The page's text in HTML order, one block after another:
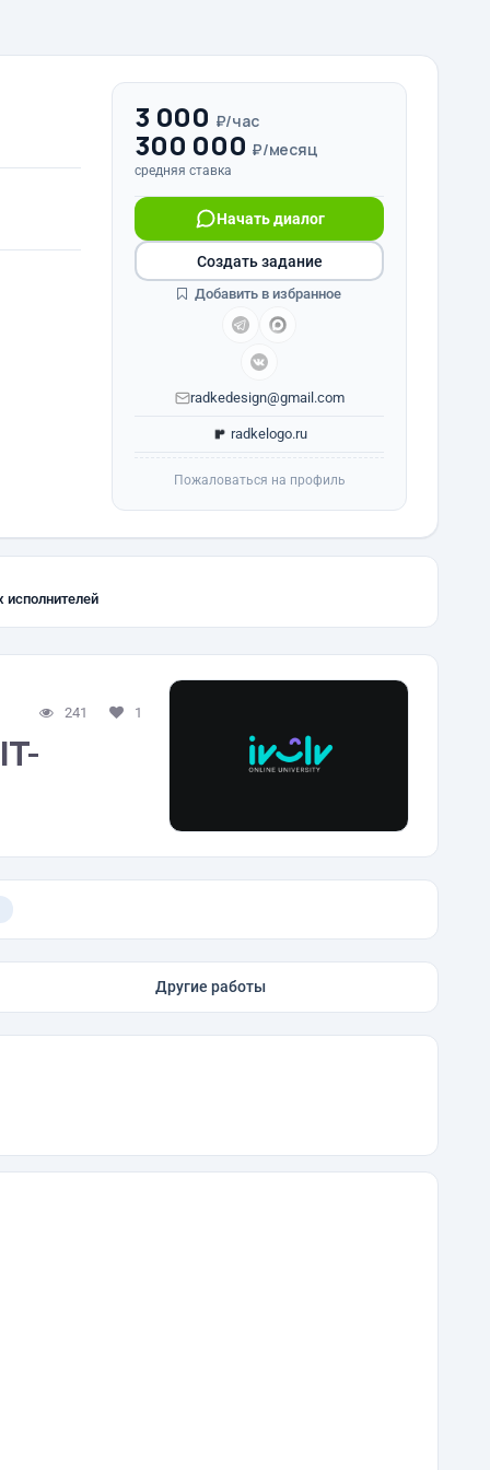
3 000 ₽/час
300 000 ₽/месяц
средняя ставка
Начать диалог
radkedesign@gmail.com
radkelogo.ru
Создать задание
Добавить в избранное
Пожаловаться на профиль
241 1
Другие работы